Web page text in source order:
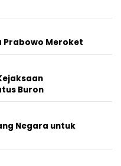
Prabowo Meroket
Buron
Negara untuk